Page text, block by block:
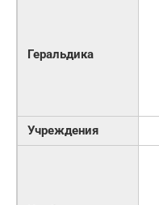
Геральдика
Учреждения